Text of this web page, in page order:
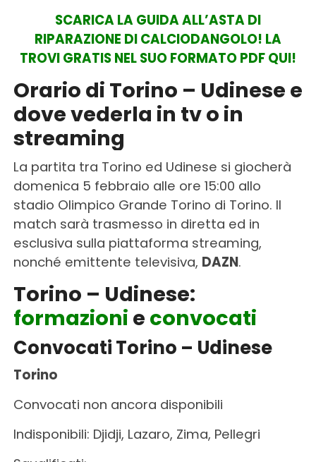
SCARICA LA GUIDA ALL’ASTA DI
RIPARAZIONE DI CALCIODANGOLO! LA
TROVI GRATIS NEL SUO FORMATO PDF QUI!
Orario di Torino – Udinese e
dove vederla in tv o in
streaming
La partita tra Torino ed Udinese si giocherà
domenica 5 febbraio alle ore 15:00 allo
stadio Olimpico Grande Torino di Torino. Il
match sarà trasmesso in diretta ed in
esclusiva sulla piattaforma streaming,
nonché emittente televisiva, DAZN.
Torino – Udinese:
formazioni e convocati
Convocati Torino – Udinese
Torino
Convocati non ancora disponibili
Indisponibili: Djidji, Lazaro, Zima, Pellegri